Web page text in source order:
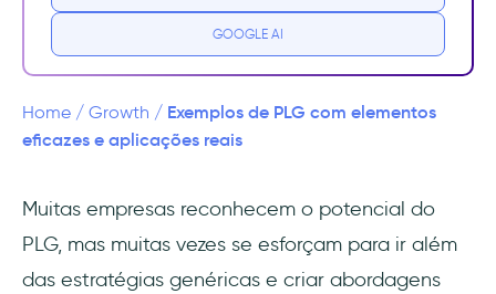
1- UserGuiding
2- Slack
4- Calendly
5- Notion
GOOGLE AI
Home / Growth / Exemplos de PLG com elementos
eficazes e aplicações reais
Muitas empresas reconhecem o potencial do
PLG, mas muitas vezes se esforçam para ir além
das estratégias genéricas e criar abordagens